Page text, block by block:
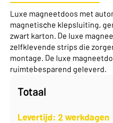
Luxe magneetdoos met
magnetische klepsluiting,
zwart karton. De luxe
zelfklevende strips die
montage. De luxe
ruimtebesparend geleverd.
Totaal
Levertijd: 2 werkdagen